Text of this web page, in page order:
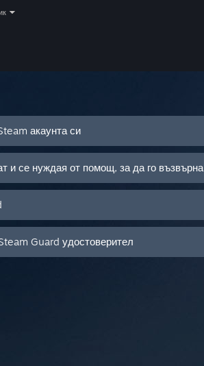
акаунта си
и се нуждая от помощ, за да го възвърна
Guard удостоверител